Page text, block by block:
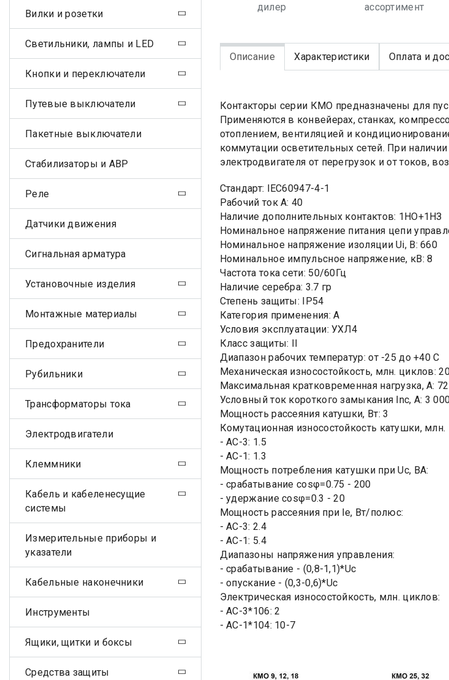
дилер
ассортимент
Описание Характеристики Оплата и
Контакторы серии КМО предназначены для
Применяются в конвейерах, станках,
отоплением, вентиляцией и
коммутации осветительных сетей. При
электродвигателя от перегрузок и от токов,
Стандарт: IEC60947-4-1
Рабочий ток A: 40
Наличие дополнительных контактов: 1HO+1НЗ
Номинальное напряжение питания цепи
Номинальное напряжение изоляции Ui, В: 660
Номинальное импульсное напряжение, кВ: 8
Частота тока сети: 50/60Гц
Наличие серебра: 3.7 гр
Степень защиты: IP54
Категория применения: А
Условия эксплуатации: УХЛ4
Класс защиты: II
Диапазон рабочих температур: от -25 до +40 С
Механическая износостойкость, млн. циклов:
Максимальная кратковременная нагрузка, А:
Условный ток короткого замыкания Inc, А: 3
Мощность рассеяния катушки, Вт: 3
Комутационная износостойкость катушки, млн.
- АС-3: 1.5
- АС-1: 1.3
Мощность потребления катушки при Uc, ВА:
- срабатывание cosφ=0.75 - 200
- удержание cosφ=0.3 - 20
Мощность рассеяния при le, Вт/полюс:
- АС-3: 2.4
- АС-1: 5.4
Диапазоны напряжения управления:
- срабатывание - (0,8-1,1)*Uc
- опускание - (0,3-0,6)*Uc
Электрическая износостойкость, млн. циклов:
- АС-3*106: 2
- АС-1*104: 10-7
Вилки и розетки
Светильники, лампы и LED
Кнопки и переключатели
Путевые выключатели
Пакетные выключатели
Стабилизаторы и АВР
Реле
Датчики движения
Сигнальная арматура
Установочные изделия
Монтажные материалы
Предохранители
Рубильники
Трансформаторы тока
Электродвигатели
Клеммники
Кабель и кабеленесущие
системы
Измерительные приборы и
указатели
Кабельные наконечники
Инструменты
Ящики, щитки и боксы
Средства защиты